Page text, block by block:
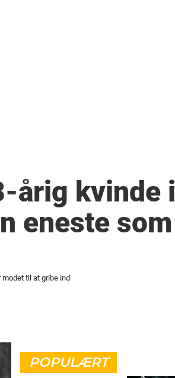
årig kvinde i
eneste som
til at gribe ind
POPULÆRT